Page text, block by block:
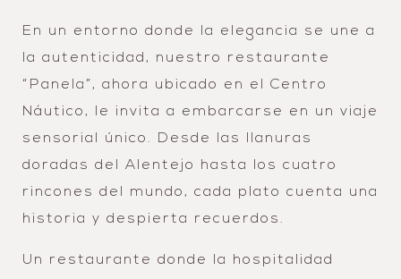
En un entorno donde la elegancia se une a
la autenticidad, nuestro restaurante
“Panela”, ahora ubicado en el Centro
Náutico, le invita a embarcarse en un viaje
sensorial único. Desde las llanuras
doradas del Alentejo hasta los cuatro
rincones del mundo, cada plato cuenta una
historia y despierta recuerdos.
Un restaurante donde la hospitalidad